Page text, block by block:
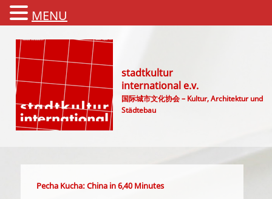
stadtkultur
international e.v.
国际城市文化协会 – Kultur, Architektur und
Städtebau
Pecha Kucha: China in 6,40 Minutes
MENU